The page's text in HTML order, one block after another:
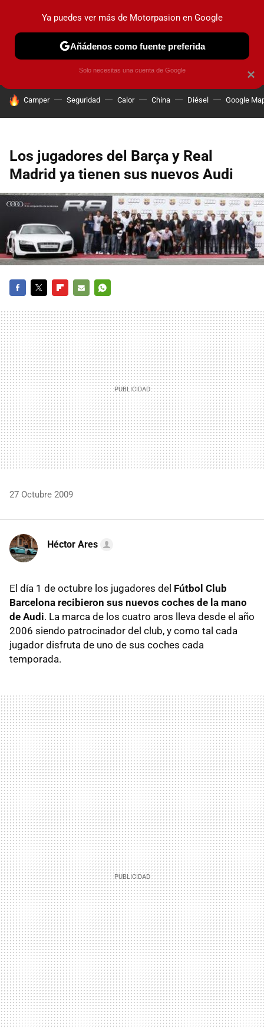
PRUEBAS COCHES ELÉCTRICOS OBSERVATORIO
HOY SE HABLA DE
Camper Seguridad Calor China Diésel Google
Los jugadores del Barça y Real
Madrid ya tienen sus nuevos Audi
MAIL
27 Octubre 2009
Héctor Ares
El día 1 de octubre los jugadores del Fútbol Club
Barcelona recibieron sus nuevos coches de la mano
de Audi. La marca de los cuatro aros lleva desde el año
2006 siendo patrocinador del club, y como tal cada
jugador disfruta de uno de sus coches cada
temporada.
×
Ya puedes ver más de Motorpasion en Google
Añádenos como fuente preferida
Solo necesitas una cuenta de Google